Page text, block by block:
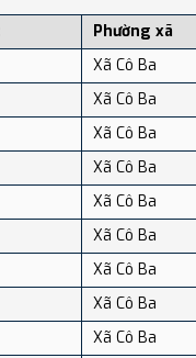
Phường xã
Xã Cô Ba
Xã Cô Ba
Xã Cô Ba
Xã Cô Ba
Xã Cô Ba
Xã Cô Ba
Xã Cô Ba
Xã Cô Ba
Xã Cô Ba